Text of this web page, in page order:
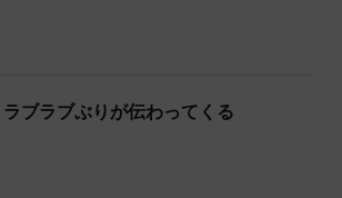
ブラブぶりが伝わってくる